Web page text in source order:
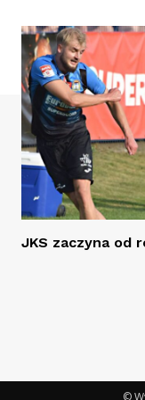
JKS zaczyna od
©